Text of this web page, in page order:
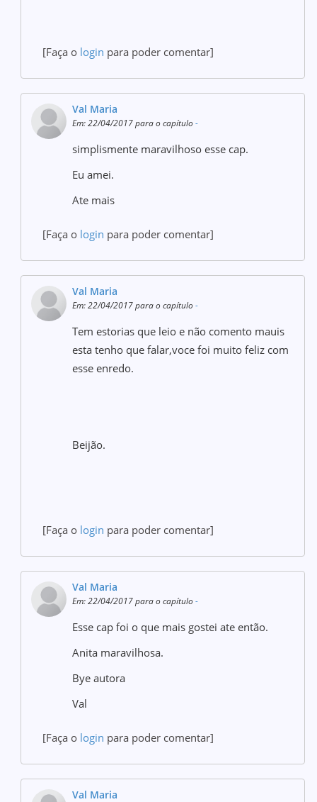
[Faça o login para poder comentar]
Val Maria
Em: 22/04/2017 para o capítulo-
simplismente maravilhoso esse cap.
Eu amei.
Ate mais
[Faça o login para poder comentar]
Val Maria
Em: 22/04/2017 para o capítulo-
Tem estorias que leio e não comento mauis
esta tenho que falar,voce foi muito feliz com
esse enredo.
Beijão.
[Faça o login para poder comentar]
Val Maria
Em: 22/04/2017 para o capítulo-
Esse cap foi o que mais gostei ate então.
Anita maravilhosa.
Bye autora
Val
[Faça o login para poder comentar]
Val Maria